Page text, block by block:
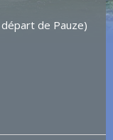
de Pauze)